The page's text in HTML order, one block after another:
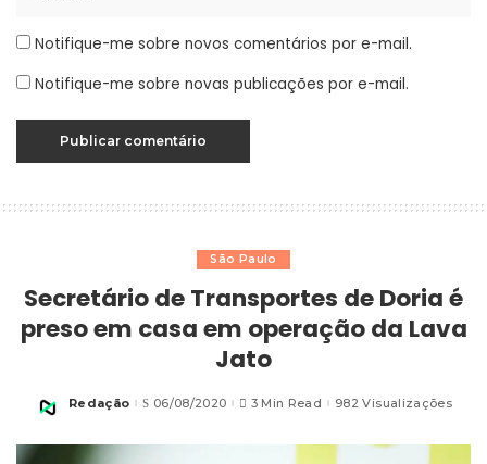
Notifique-me sobre novos comentários por e-mail.
Notifique-me sobre novas publicações por e-mail.
São Paulo
Secretário de Transportes de Doria é
preso em casa em operação da Lava
Jato
Posted
Redação 06/08/2020 3 Min Read 982 Visualizações